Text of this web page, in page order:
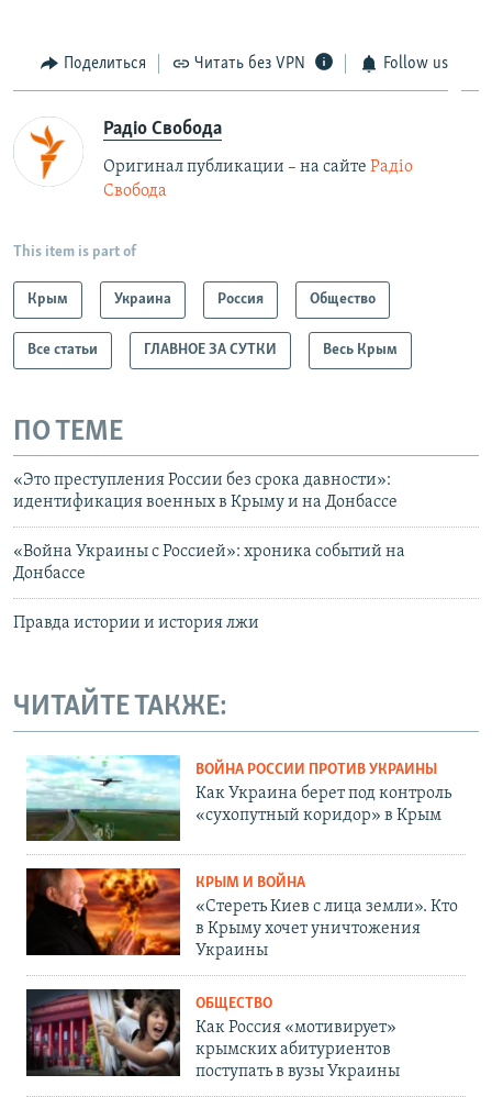
Поделиться Читать без VPN Follow us
Радіо Свобода
Оригинал публикации – на сайте Радіо
Свобода
This item is part of
Крым Украина Россия Общество
Все статьи ГЛАВНОЕ ЗА СУТКИ Весь Крым
ПО ТЕМЕ
«Это преступления России без срока давности»:
идентификация военных в Крыму и на Донбассе
«Война Украины с Россией»: хроника событий на
Донбассе
Правда истории и история лжи
ЧИТАЙТЕ ТАКЖЕ:
ВОЙНА РОССИИ ПРОТИВ УКРАИНЫ
Как Украина берет под контроль
«сухопутный коридор» в Крым
КРЫМ И ВОЙНА
«Стереть Киев с лица земли». Кто
в Крыму хочет уничтожения
Украины
ОБЩЕСТВО
Как Россия «мотивирует»
крымских абитуриентов
поступать в вузы Украины